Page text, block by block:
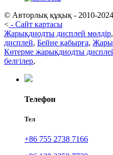
© Авторлық құқық - 2010-
< - Сайт картасы
Жарықдиодты дисплей мөлдір,
дисплей, Бейне қабырға,
Көтерме жарықдиодты
белгілер,
Телефон
Тел
+86 755 2738 7166